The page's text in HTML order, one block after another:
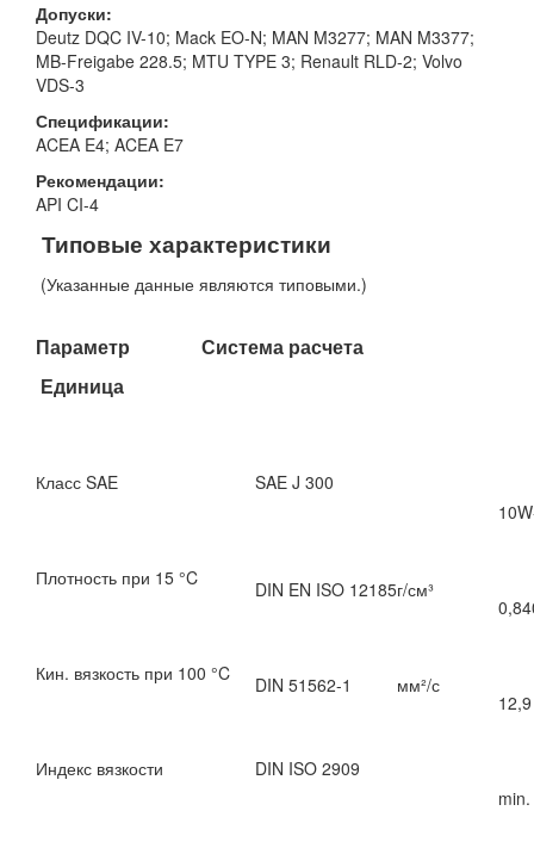
Допуски:
Deutz DQC IV-10; Mack EO-N; MAN M3277; MAN M3377;
MB-Freigabe 228.5; MTU TYPE 3; Renault RLD-2; Volvo
VDS-3
Спецификации:
ACEA E4; ACEA E7
Рекомендации:
API CI-4
Типовые характеристики
(Указанные данные являются типовыми.)
Параметр Система расчета
Единица
Класс SAE
SAE J 300
Плотность при 15 °C DIN EN ISO 12185г/см³
Кин. вязкость при 100 °C DIN 51562-1 мм²/с
Индекс вязкости
DIN ISO 2909